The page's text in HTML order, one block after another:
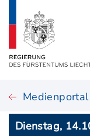
Medienportal
Dienstag,